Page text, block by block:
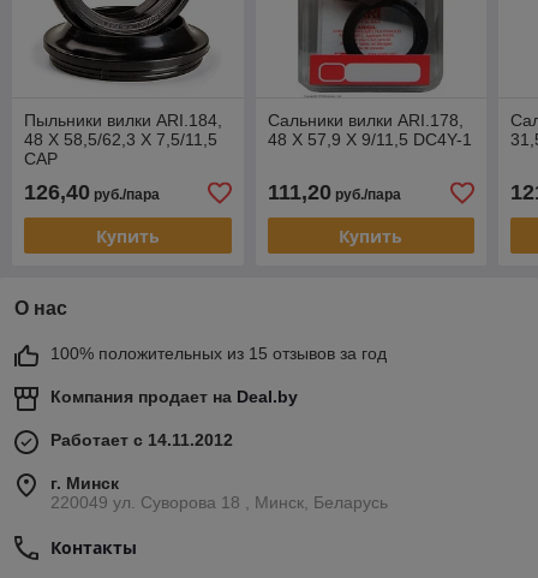
Пыльники вилки ARI.184,
48 X 58,5/62,3 X 7,5/11,5
CAP
126,40 руб./пара
Купить
Сальники вилки ARI.178,
48 X 57,9 X 9/11,5 DC4Y-1
111,20руб./пара
Купить
О нас
100% положительных из 15 отзывов за год
Компания продает на Deal.by
Работает с 14.11.2012
г. Минск
220049 ул. Суворова 18 , Минск, Беларусь
Контакты